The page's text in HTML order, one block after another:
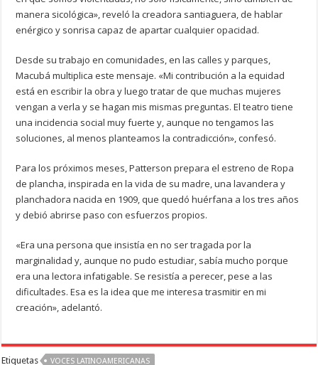
manera sicológica», reveló la creadora santiaguera, de hablar
enérgico y sonrisa capaz de apartar cualquier opacidad.
Desde su trabajo en comunidades, en las calles y parques,
Macubá multiplica este mensaje. «Mi contribución a la equidad
está en escribir la obra y luego tratar de que muchas mujeres
vengan a verla y se hagan mis mismas preguntas. El teatro tiene
una incidencia social muy fuerte y, aunque no tengamos las
soluciones, al menos planteamos la contradicción», confesó.
Para los próximos meses, Patterson prepara el estreno de Ropa
de plancha, inspirada en la vida de su madre, una lavandera y
planchadora nacida en 1909, que quedó huérfana a los tres años
y debió abrirse paso con esfuerzos propios.
«Era una persona que insistía en no ser tragada por la
marginalidad y, aunque no pudo estudiar, sabía mucho porque
era una lectora infatigable. Se resistía a perecer, pese a las
dificultades. Esa es la idea que me interesa trasmitir en mi
creación», adelantó.
Etiquetas VOCES LATINOAMERICANAS